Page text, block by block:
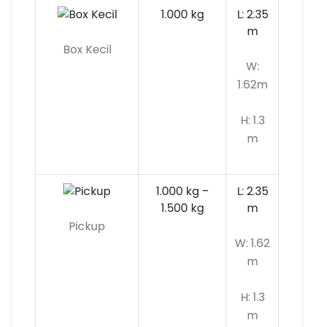
Box Kecil
1.000 kg
L: 2.35
m
W:
1.62m
H: 1.3
m
Pickup
1.000 kg –
1.500 kg
L: 2.35
m
W: 1.62
m
H: 1.3
m